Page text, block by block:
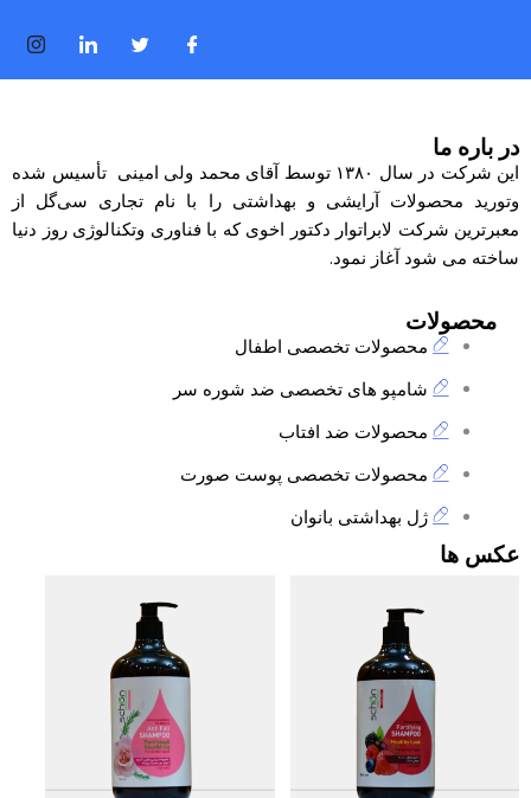
در باره ما
این شرکت در سال ۱۳۸۰ توسط آقای محمد ولی امینی تأسیس شده
وتورید محصولات آرایشی و بهداشتی را با نام تجاری سی‌گل از
معبرترین شرکت لابراتوار دکتور اخوی که با فناوری وتکنالوژی روز دنیا
ساخته می شود آغاز نمود.
محصولات
محصولات تخصصی اطفال
شامپو های تخصصی ضد شوره سر
محصولات ضد افتاب
محصولات تخصصی پوست صورت
ژل بهداشتی بانوان
عکس ها